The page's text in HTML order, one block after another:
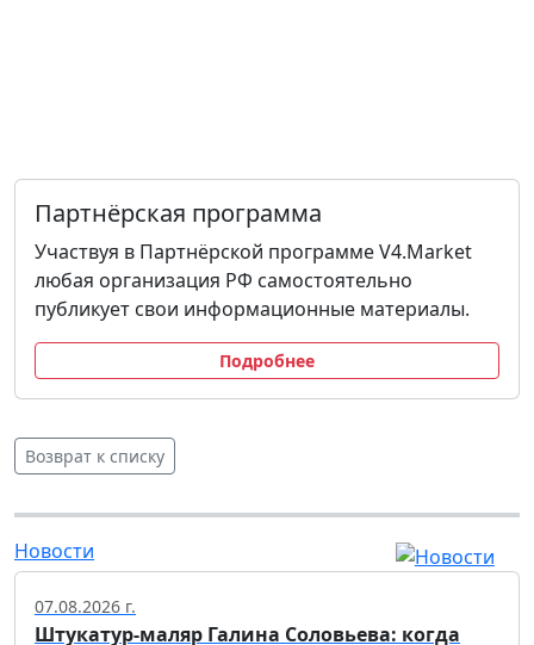
Партнёрская программа
Участвуя в Партнёрской программе V4.Market
любая организация РФ самостоятельно
публикует свои информационные материалы.
Подробнее
Возврат к списку
Новости
07.08.2026 г.
Штукатур-маляр Галина Соловьева: когда